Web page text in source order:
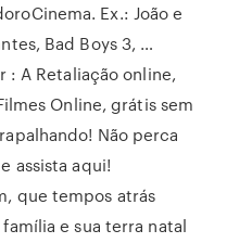
Ex.: João e
Bad Boys 3, …
: A Retaliação online,
Online, grátis sem
Não perca
assista aqui!
que tempos atrás
e sua terra natal